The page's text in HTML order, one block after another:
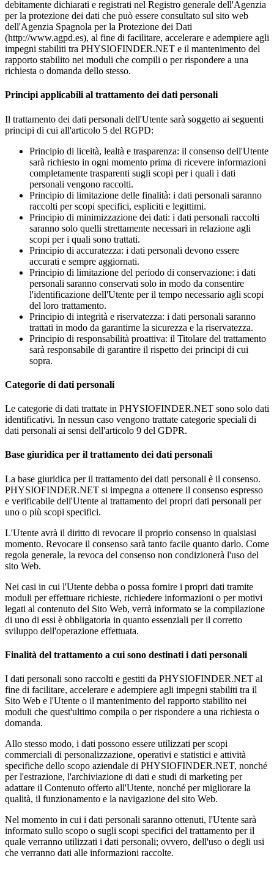
debitamente dichiarati e registrati nel Registro generale dell'Agenzia
per la protezione dei dati che può essere consultato sul sito web
dell'Agenzia Spagnola per la Protezione dei Dati
(http://www.agpd.es), al fine di facilitare, accelerare e adempiere agli
impegni stabiliti tra PHYSIOFINDER.NET e il mantenimento del
rapporto stabilito nei moduli che compili o per rispondere a una
richiesta o domanda dello stesso.
Principi applicabili al trattamento dei dati personali
Il trattamento dei dati personali dell'Utente sarà soggetto ai seguenti
principi di cui all'articolo 5 del RGPD:
Principio di liceità, lealtà e trasparenza: il consenso dell'Utente
sarà richiesto in ogni momento prima di ricevere informazioni
completamente trasparenti sugli scopi per i quali i dati
personali vengono raccolti.
Principio di limitazione delle finalità: i dati personali saranno
raccolti per scopi specifici, espliciti e legittimi.
Principio di minimizzazione dei dati: i dati personali raccolti
saranno solo quelli strettamente necessari in relazione agli
scopi per i quali sono trattati.
Principio di accuratezza: i dati personali devono essere
accurati e sempre aggiornati.
Principio di limitazione del periodo di conservazione: i dati
personali saranno conservati solo in modo da consentire
l'identificazione dell'Utente per il tempo necessario agli scopi
del loro trattamento.
Principio di integrità e riservatezza: i dati personali saranno
trattati in modo da garantirne la sicurezza e la riservatezza.
Principio di responsabilità proattiva: il Titolare del trattamento
sarà responsabile di garantire il rispetto dei principi di cui
sopra.
Categorie di dati personali
Le categorie di dati trattate in PHYSIOFINDER.NET sono solo dati
identificativi. In nessun caso vengono trattate categorie speciali di
dati personali ai sensi dell'articolo 9 del GDPR.
Base giuridica per il trattamento dei dati personali
La base giuridica per il trattamento dei dati personali è il consenso.
PHYSIOFINDER.NET si impegna a ottenere il consenso espresso
e verificabile dell'Utente al trattamento dei propri dati personali per
uno o più scopi specifici.
L'Utente avrà il diritto di revocare il proprio consenso in qualsiasi
momento. Revocare il consenso sarà tanto facile quanto darlo. Come
regola generale, la revoca del consenso non condizionerà l'uso del
sito Web.
Nei casi in cui l'Utente debba o possa fornire i propri dati tramite
moduli per effettuare richieste, richiedere informazioni o per motivi
legati al contenuto del Sito Web, verrà informato se la compilazione
di uno di essi è obbligatoria in quanto essenziali per il corretto
sviluppo dell'operazione effettuata.
Finalità del trattamento a cui sono destinati i dati personali
I dati personali sono raccolti e gestiti da PHYSIOFINDER.NET al
fine di facilitare, accelerare e adempiere agli impegni stabiliti tra il
Sito Web e l'Utente o il mantenimento del rapporto stabilito nei
moduli che quest'ultimo compila o per rispondere a una richiesta o
domanda.
Allo stesso modo, i dati possono essere utilizzati per scopi
commerciali di personalizzazione, operativi e statistici e attività
specifiche dello scopo aziendale di PHYSIOFINDER.NET, nonché
per l'estrazione, l'archiviazione di dati e studi di marketing per
adattare il Contenuto offerto all'Utente, nonché per migliorare la
qualità, il funzionamento e la navigazione del sito Web.
Nel momento in cui i dati personali saranno ottenuti, l'Utente sarà
informato sullo scopo o sugli scopi specifici del trattamento per il
quale verranno utilizzati i dati personali; ovvero, dell'uso o degli usi
che verranno dati alle informazioni raccolte.